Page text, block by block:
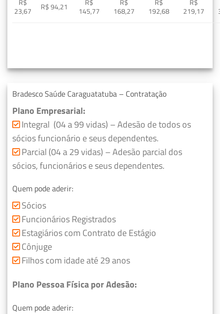
R$
23,67
R$ 94,21
R$
145,77
R$
168,27
R$
192,68
R$
219,17
Bradesco Saúde Caraguatatuba – Contratação
Plano Empresarial:
Integral (04 a 99 vidas) – Adesão de todos os
sócios funcionário e seus dependentes.
Parcial (04 a 29 vidas) – Adesão parcial dos
sócios, funcionários e seus dependentes.
Quem pode aderir:
Sócios
Funcionários Registrados
Estagiários com Contrato de Estágio
Cônjuge
Filhos com idade até 29 anos
Plano Pessoa Física por Adesão:
Quem pode aderir: